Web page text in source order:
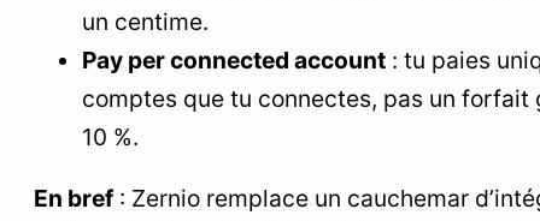
Le modèle économique : transparence et
scalabilité
10Ce que j’aurais aimé savoir avant de commencer
11Zernio et le programme d’affiliation
12FAQ : les questions que tout le monde se pose
un centime.
Pay per connected account : tu paies
comptes que tu connectes, pas un
10 %.
En bref: Zernio remplace un cauchemar